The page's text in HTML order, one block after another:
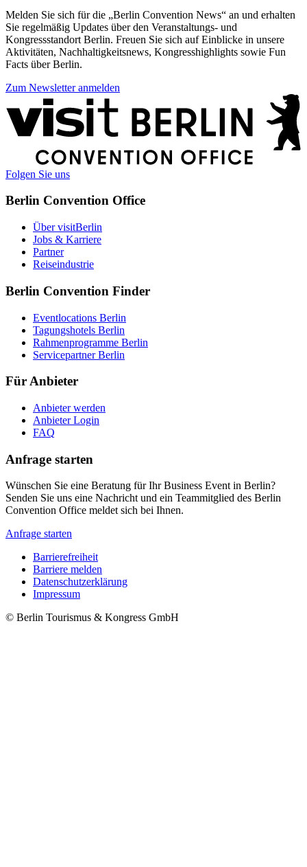
Melden Sie sich für die „Berlin Convention News“ an und erhalten
Sie regelmäßig Updates über den Veranstaltungs- und
Kongressstandort Berlin. Freuen Sie sich auf Einblicke in unsere
Aktivitäten, Nachhaltigkeitsnews, Kongresshighlights sowie Fun
Facts über Berlin.
Zum Newsletter anmelden
Weitere
Informationen
Folgen Sie uns
Berlin Convention Office
Über visitBerlin
Jobs & Karriere
Partner
Reiseindustrie
Berlin Convention Finder
Eventlocations Berlin
Tagungshotels Berlin
Rahmenprogramme Berlin
Servicepartner Berlin
Für Anbieter
Anbieter werden
Anbieter Login
FAQ
Anfrage starten
Wünschen Sie eine Beratung für Ihr Business Event in Berlin?
Senden Sie uns eine Nachricht und ein Teammitglied des Berlin
Convention Office meldet sich bei Ihnen.
Anfrage starten
Metanavigation
Barrierefreiheit
Barriere melden
Datenschutzerklärung
Impressum
© Berlin Tourismus & Kongress GmbH